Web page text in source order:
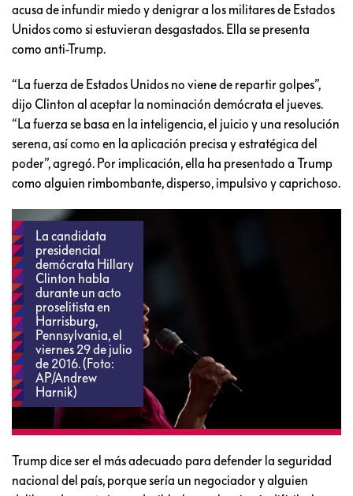
acusa de infundir miedo y denigrar a los militares de Estados
Unidos como si estuvieran desgastados. Ella se presenta
como anti-Trump.
“La fuerza de Estados Unidos no viene de repartir golpes”,
dijo Clinton al aceptar la nominación demócrata el jueves.
“La fuerza se basa en la inteligencia, el juicio y una resolución
serena, así como en la aplicación precisa y estratégica del
poder”, agregó. Por implicación, ella ha presentado a Trump
como alguien rimbombante, disperso, impulsivo y caprichoso.
La candidata
presidencial
demócrata Hillary
Clinton habla
durante un acto
proselitista en
Harrisburg,
Pennsylvania, el
viernes 29 de julio
de 2016. (Foto:
AP/Andrew
Harnik)
Trump dice ser el más adecuado para defender la seguridad
nacional del país, porque sería un negociador y alguien